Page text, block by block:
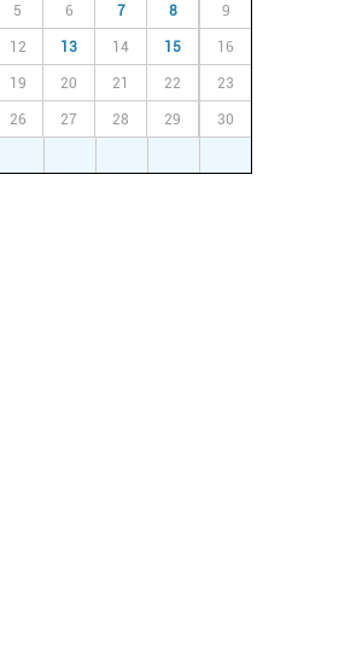
5 6 7 8 9
12 13 14 15 16
19 20 21 22 23
26 27 28 29 30